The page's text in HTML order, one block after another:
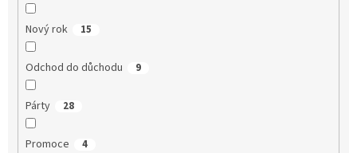
Nový rok 15
Odchod do důchodu 9
Párty 28
Promoce 4